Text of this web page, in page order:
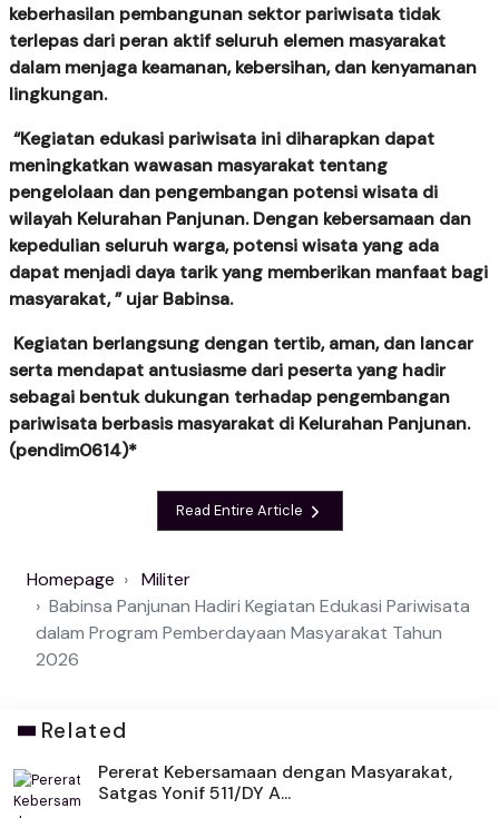
keberhasilan pembangunan sektor pariwisata tidak
terlepas dari peran aktif seluruh elemen masyarakat
dalam menjaga keamanan, kebersihan, dan kenyamanan
lingkungan.
“Kegiatan edukasi pariwisata ini diharapkan dapat
meningkatkan wawasan masyarakat tentang
pengelolaan dan pengembangan potensi wisata di
wilayah Kelurahan Panjunan. Dengan kebersamaan dan
kepedulian seluruh warga, potensi wisata yang ada
dapat menjadi daya tarik yang memberikan manfaat bagi
masyarakat, ” ujar Babinsa.
Kegiatan berlangsung dengan tertib, aman, dan lancar
serta mendapat antusiasme dari peserta yang hadir
sebagai bentuk dukungan terhadap pengembangan
pariwisata berbasis masyarakat di Kelurahan Panjunan.
(pendim0614)*
Read Entire Article
Homepage
Militer
Babinsa Panjunan Hadiri Kegiatan Edukasi Pariwisata
dalam Program Pemberdayaan Masyarakat Tahun
2026
Related
Pererat Kebersamaan dengan Masyarakat,
Satgas Yonif 511/DY A...